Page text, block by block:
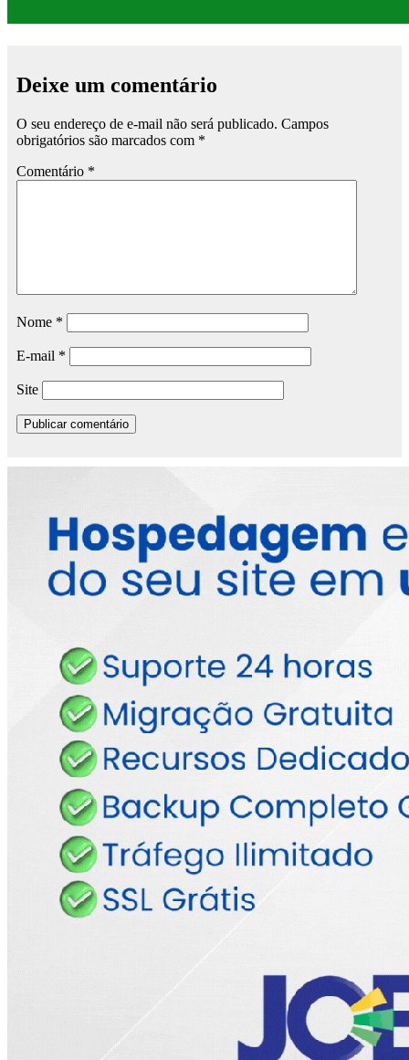
Deixe um comentário
O seu endereço de e-mail não será publicado. Campos
obrigatórios são marcados com *
Comentário *
Nome *
E-mail *
Site